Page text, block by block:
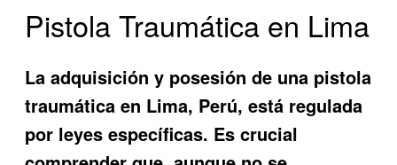
Pistola Traumática en Lima
La adquisición y posesión de una pistola
traumática en Lima, Perú, está regulada
por leyes específicas. Es crucial